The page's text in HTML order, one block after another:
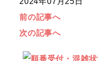
前の記事へ
次の記事へ